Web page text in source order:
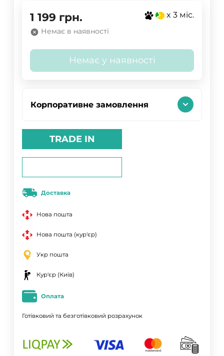
1 199 грн. x 3 міс.
Немає в наявності
Немає у наявності
Корпоративне замовлення
TRADE IN
Доставка
Нова пошта
Нова пошта (кур'єр)
Укр пошта
Кур'єр (Київ)
Оплата
Готівковий та безготівковий розрахунок